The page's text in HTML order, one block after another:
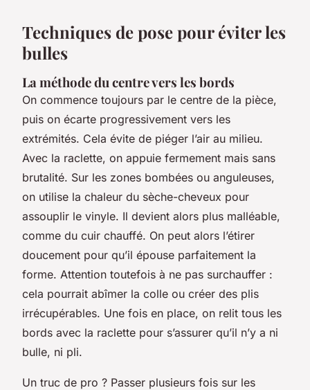
Techniques de pose pour éviter les
bulles
La méthode du centre vers les bords
On commence toujours par le centre de la pièce,
puis on écarte progressivement vers les
extrémités. Cela évite de piéger l’air au milieu.
Avec la raclette, on appuie fermement mais sans
brutalité. Sur les zones bombées ou anguleuses,
on utilise la chaleur du sèche-cheveux pour
assouplir le vinyle. Il devient alors plus malléable,
comme du cuir chauffé. On peut alors l’étirer
doucement pour qu’il épouse parfaitement la
forme. Attention toutefois à ne pas surchauffer :
cela pourrait abîmer la colle ou créer des plis
irrécupérables. Une fois en place, on relit tous les
bords avec la raclette pour s’assurer qu’il n’y a ni
bulle, ni pli.
Un truc de pro ? Passer plusieurs fois sur les